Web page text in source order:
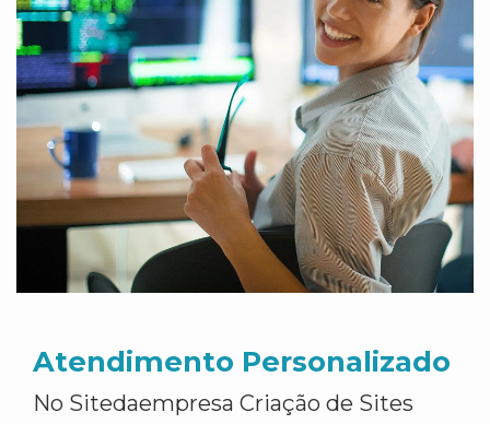
Atendimento Personalizado
No Sitedaempresa Criação de Sites